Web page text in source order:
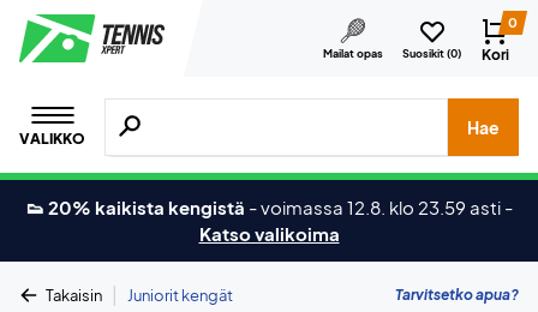
Mailat opas Suosikit (0)
0
Kori
VALIKKO
Hae tuotteita, merkkejä jne.
Hae
👟 20% kaikista kengistä -voimassa 12.8. klo 23.59 asti -
Katso valikoima
Takaisin | Juniorit kengät Tarvitsetko apua?